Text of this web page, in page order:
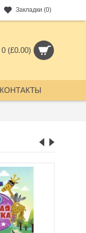
Закладки (0)
(£0.00)
КОНТАКТЫ